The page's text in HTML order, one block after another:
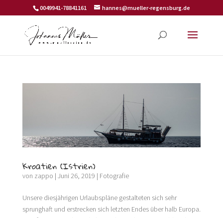
0049941-78841161 hannes@mueller-regensburg.de
Kroatien (Istrien)
von zappo | Juni 26, 2019 | Fotografie
Unsere diesjährigen Urlaubspläne gestalteten sich sehr
sprunghaft und erstrecken sich letzten Endes über halb Europa.